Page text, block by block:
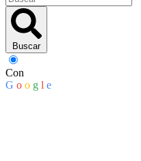
Buscar
Con
G o o g l e